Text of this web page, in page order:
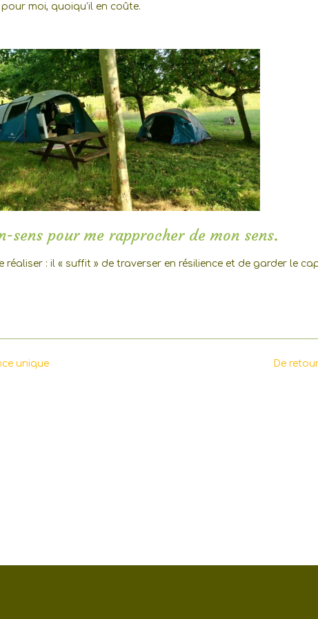
moi, quoiqu’il en coûte.
sens pour me rapprocher de mon sens.
réaliser : il « suffit » de traverser en résilience et de garder le
De
unique